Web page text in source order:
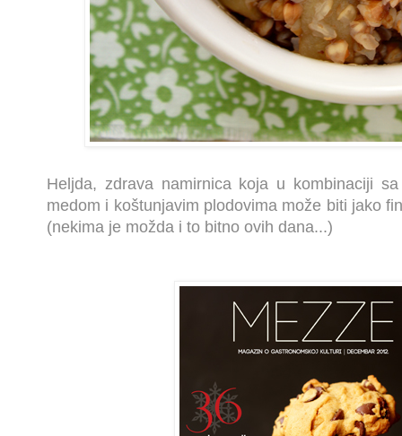
Heljda, zdrava namirnica koja u kombinaciji
medom i koštunjavim plodovima može biti jako
(nekima je možda i to bitno ovih dana...)